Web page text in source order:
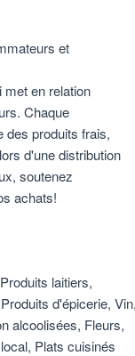
et
met en relation
Chaque
des produits frais,
d'une distribution
soutenez
achats!
laitiers,
d'épicerie,
alcoolisées, Fleurs,
Plats cuisinés